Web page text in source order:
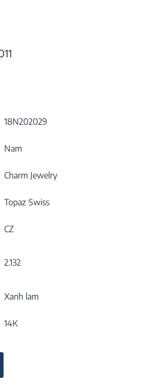
18N202029
Nam
Charm Jewelry
Topaz Swiss
CZ
2.132
Xanh lam
14K